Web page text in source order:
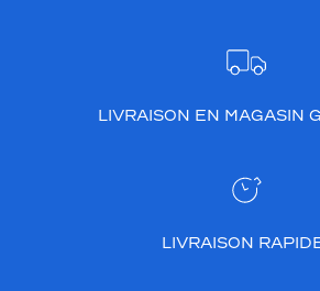
LIVRAISON EN MAGASIN
LIVRAISON